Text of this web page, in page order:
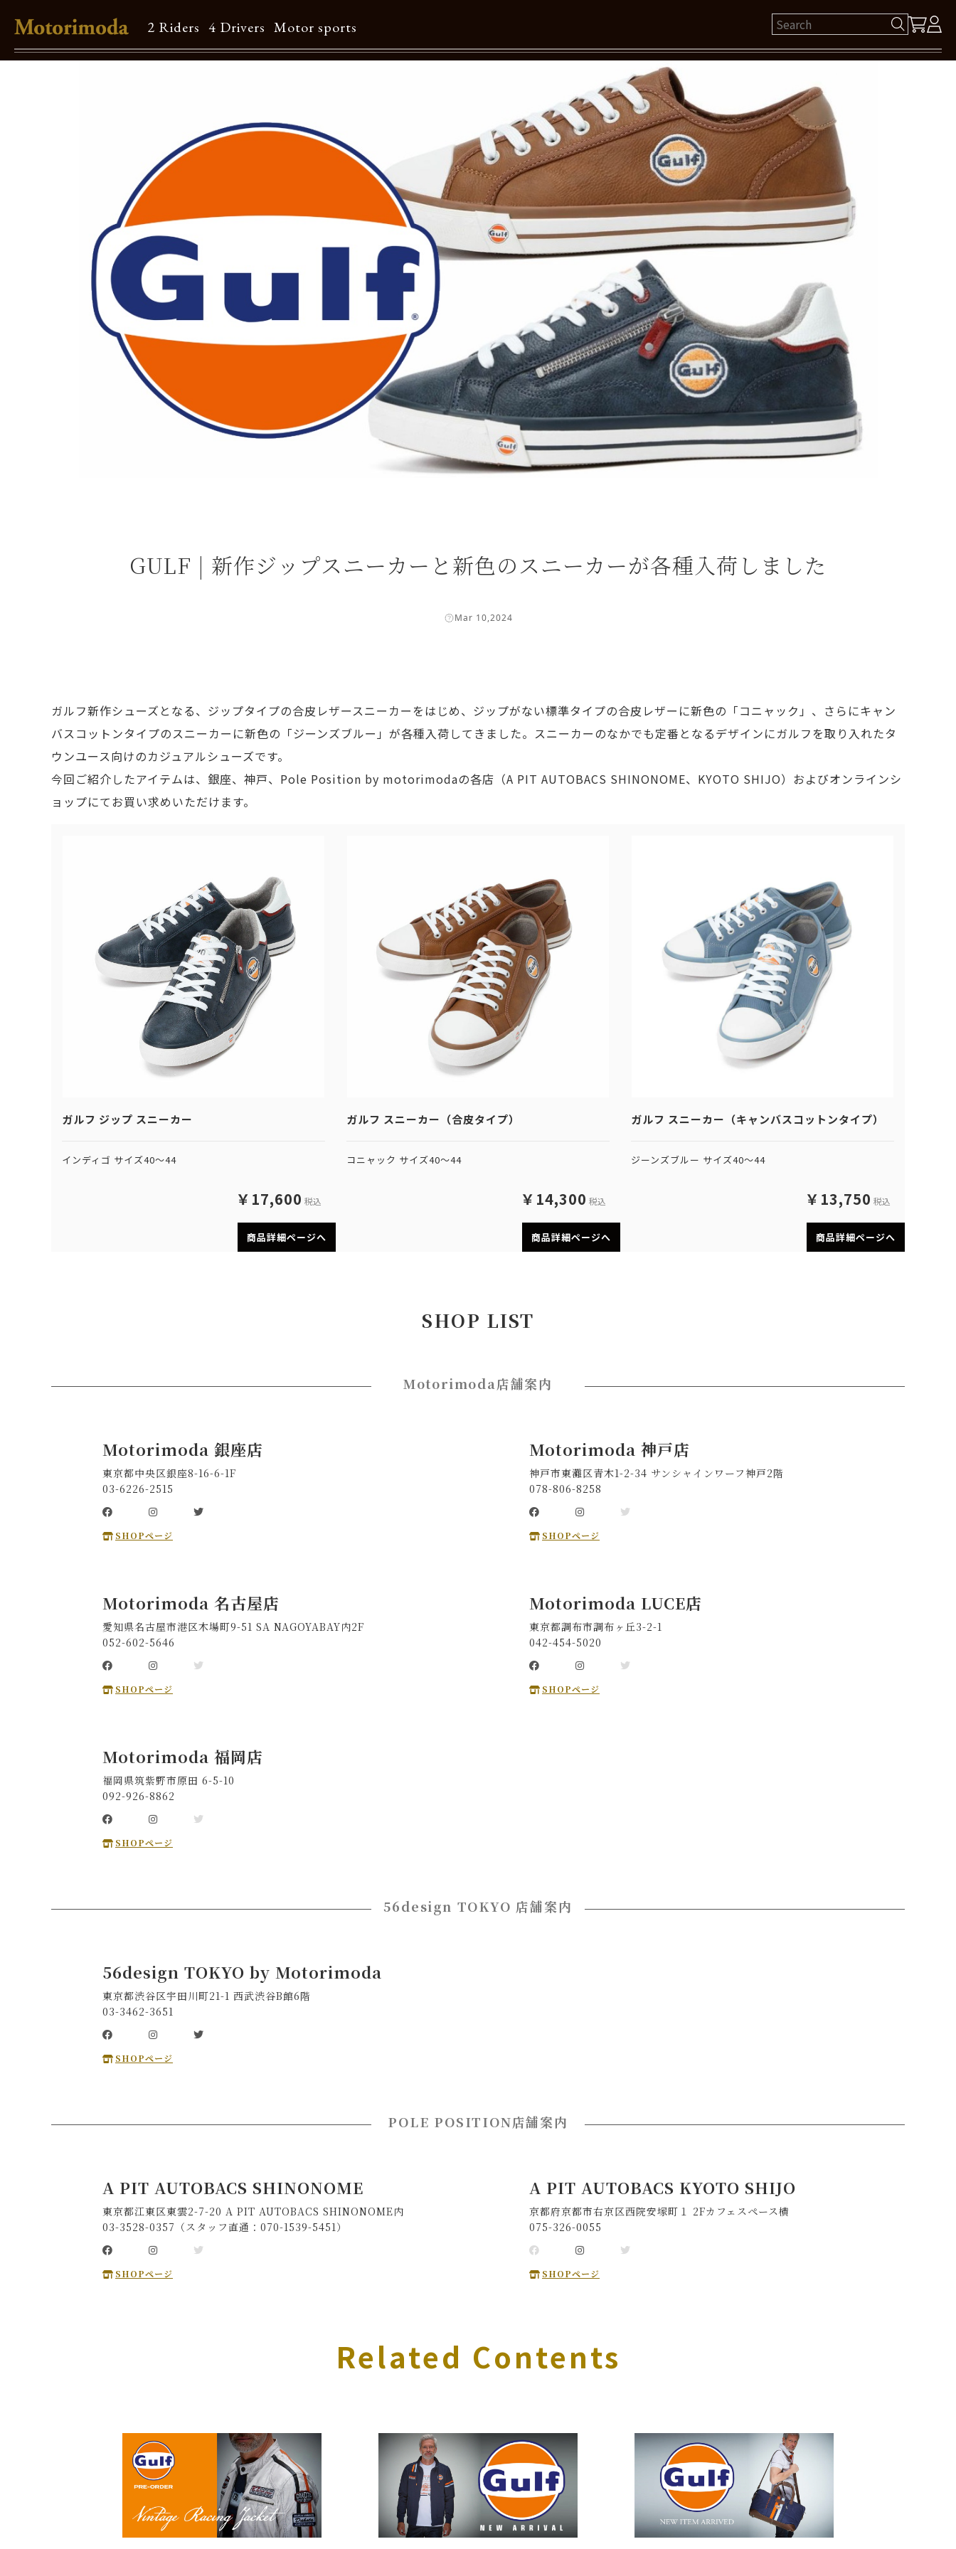
ゲスト 様
保有ポイント： pt
ログイン
新規会員登録
2 Riders 4 Drivers Motor sports
Brand list
ご利用ガイド
よくある質問
特集一覧
Information一覧
メルマガ購読
カタログダウンロード
リクルート
GULF | 新作ジップスニーカーと新色のスニーカーが各種入荷しました
Mar 10,2024
ガルフ新作シューズとなる、ジップタイプの合皮レザースニーカーをはじめ、ジップがない標準タイプの合皮レザーに新色の「コニャック」、さらにキャン
バスコットンタイプのスニーカーに新色の「ジーンズブルー」が各種入荷してきました。スニーカーのなかでも定番となるデザインにガルフを取り入れたタ
ウンユース向けのカジュアルシューズです。
今回ご紹介したアイテムは、銀座、神戸、Pole Position by motorimodaの各店（A PIT AUTOBACS SHINONOME、KYOTO SHIJO）およびオンラインシ
ョップにてお買い求めいただけます。
ガルフ ジップ スニーカー
インディゴ サイズ40～44
￥17,600 税込
商品詳細ページへ
ガルフ スニーカー（合皮タイプ）
コニャック サイズ40～44
￥14,300 税込
商品詳細ページへ
ガルフ スニーカー（キャンバスコットンタイプ）
ジーンズブルー サイズ40～44
￥13,750 税込
商品詳細ページへ
SHOP LIST
Motorimoda店舗案内
Motorimoda 銀座店
東京都中央区銀座8-16-6-1F
03-6226-2515
SHOPページ
Motorimoda 神戸店
神戸市東灘区青木1-2-34 サンシャインワーフ神戸2階
078-806-8258
SHOPページ
Motorimoda 名古屋店
愛知県名古屋市港区木場町9-51 SA NAGOYABAY内2F
052-602-5646
SHOPページ
Motorimoda LUCE店
東京都調布市調布ヶ丘3-2-1
042-454-5020
SHOPページ
Motorimoda 福岡店
福岡県筑紫野市原田 6-5-10
092-926-8862
SHOPページ
56design TOKYO 店舗案内
56design TOKYO by Motorimoda
東京都渋谷区宇田川町21-1 西武渋谷B館6階
03-3462-3651
SHOPページ
POLE POSITION店舗案内
A PIT AUTOBACS SHINONOME
東京都江東区東雲2-7-20 A PIT AUTOBACS SHINONOME内
03-3528-0357（スタッフ直通：070-1539-5451）
SHOPページ
A PIT AUTOBACS KYOTO SHIJO
京都府京都市右京区西院安塚町１ 2Fカフェスペース横
075-326-0055
SHOPページ
Related Contents